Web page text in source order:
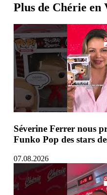
Plus de Chérie en
Séverine Ferrer nous
Funko Pop des stars
07.08.2026